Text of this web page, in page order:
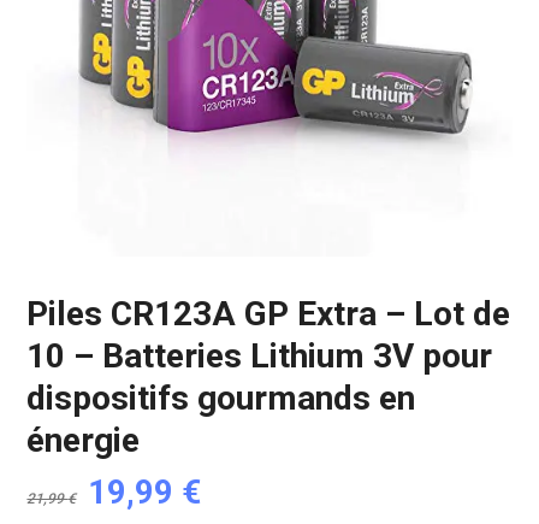
Piles CR123A GP Extra – Lot de
10 – Batteries Lithium 3V pour
dispositifs gourmands en
énergie
21,99€
Le
19,99 €